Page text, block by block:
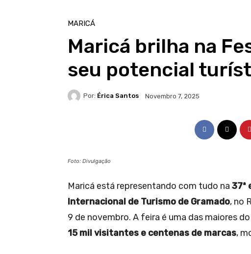
MARICÁ
Maricá brilha na
seu potencial
Por: Érica Santos Novembro 7, 2025
Foto: Divulgação
Maricá está representando com tudo na 37ª
Internacional de Turismo de Gramado, no
9 de novembro. A feira é uma das maiores
15 mil visitantes e centenas de marcas,